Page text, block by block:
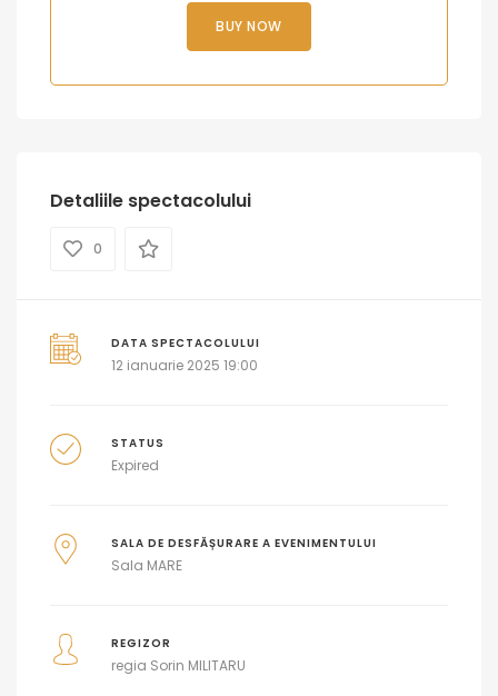
BUY NOW
Detaliile spectacolului
0
DATA SPECTACOLULUI
12 ianuarie 2025 19:00
STATUS
Expired
SALA DE DESFĂȘURARE A EVENIMENTULUI
Sala MARE
REGIZOR
regia Sorin MILITARU